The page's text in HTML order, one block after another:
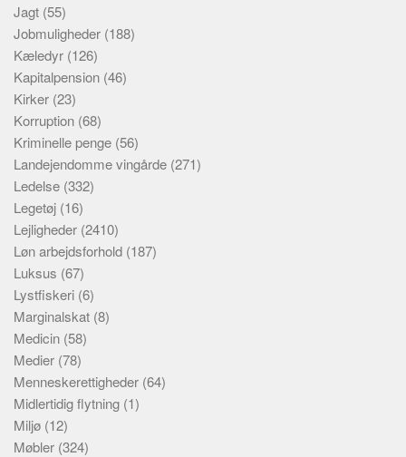
Jagt (55)
Jobmuligheder (188)
Kæledyr (126)
Kapitalpension (46)
Kirker (23)
Korruption (68)
Kriminelle penge (56)
Landejendomme vingårde (271)
Ledelse (332)
Legetøj (16)
Lejligheder (2410)
Løn arbejdsforhold (187)
Luksus (67)
Lystfiskeri (6)
Marginalskat (8)
Medicin (58)
Medier (78)
Menneskerettigheder (64)
Midlertidig flytning (1)
Miljø (12)
Møbler (324)